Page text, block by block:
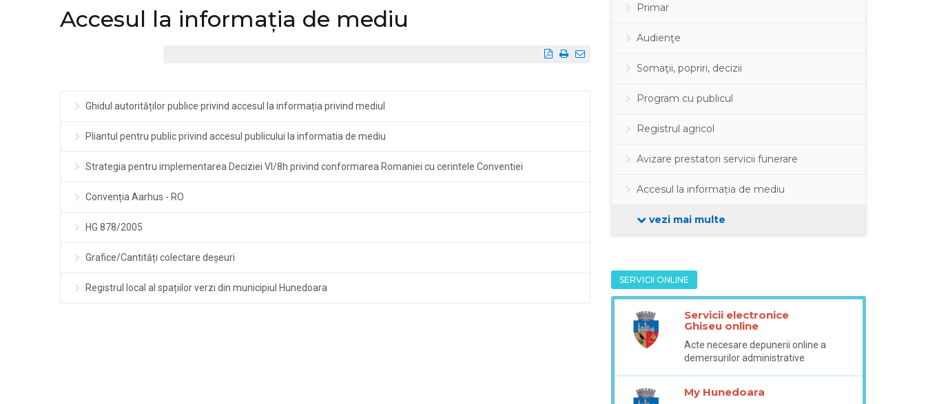
Accesul la informația de mediu
Ghidul autorităților publice privind accesul la informația privind mediul
Pliantul pentru public privind accesul publicului la informatia de mediu
Strategia pentru implementarea Deciziei VI/8h privind conformarea Romaniei cu cerintele Conventiei
Convenția Aarhus - RO
HG 878/2005
Grafice/Cantități colectare deșeuri
Registrul local al spațiilor verzi din municipiul Hunedoara
Primar
Audienţe
Somaţii, popriri, decizii
Program cu publicul
Registrul agricol
Avizare prestatori servicii funerare
Accesul la informația de mediu
vezi mai multe
SERVICII ONLINE
Servicii electronice
Ghiseu online
Acte necesare depunerii online a
demersurilor administrative
My Hunedoara